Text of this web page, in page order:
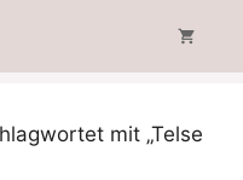
mit „Telse